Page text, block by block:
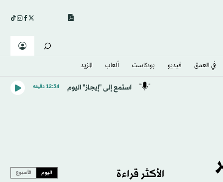
في العمق فيديو بودكاست ألعاب المزيد
استمع إلى "إيجاز" اليوم 12:34 دقيقه
الأكثر قراءة اليوم الأسبوع